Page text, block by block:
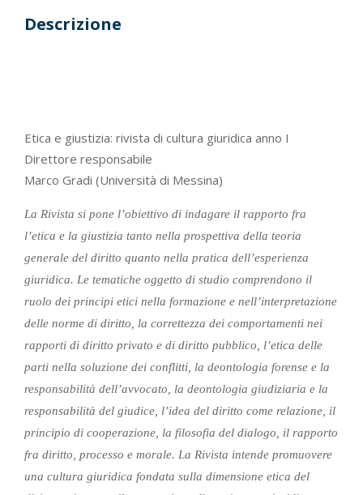
Descrizione
Etica e giustizia: rivista di cultura giuridica anno I
Direttore responsabile
Marco Gradi (Università di Messina)
La Rivista si pone l’obiettivo di indagare il rapporto fra
l’etica e la giustizia tanto nella prospettiva della teoria
generale del diritto quanto nella pratica dell’esperienza
giuridica. Le tematiche oggetto di studio comprendono il
ruolo dei principi etici nella formazione e nell’interpretazione
delle norme di diritto, la correttezza dei comportamenti nei
rapporti di diritto privato e di diritto pubblico, l’etica delle
parti nella soluzione dei conflitti, la deontologia forense e la
responsabilità dell’avvocato, la deontologia giudiziaria e la
responsabilità del giudice, l’idea del diritto come relazione, il
principio di cooperazione, la filosofia del dialogo, il rapporto
fra diritto, processo e morale. La Rivista intende promuovere
una cultura giuridica fondata sulla dimensione etica del